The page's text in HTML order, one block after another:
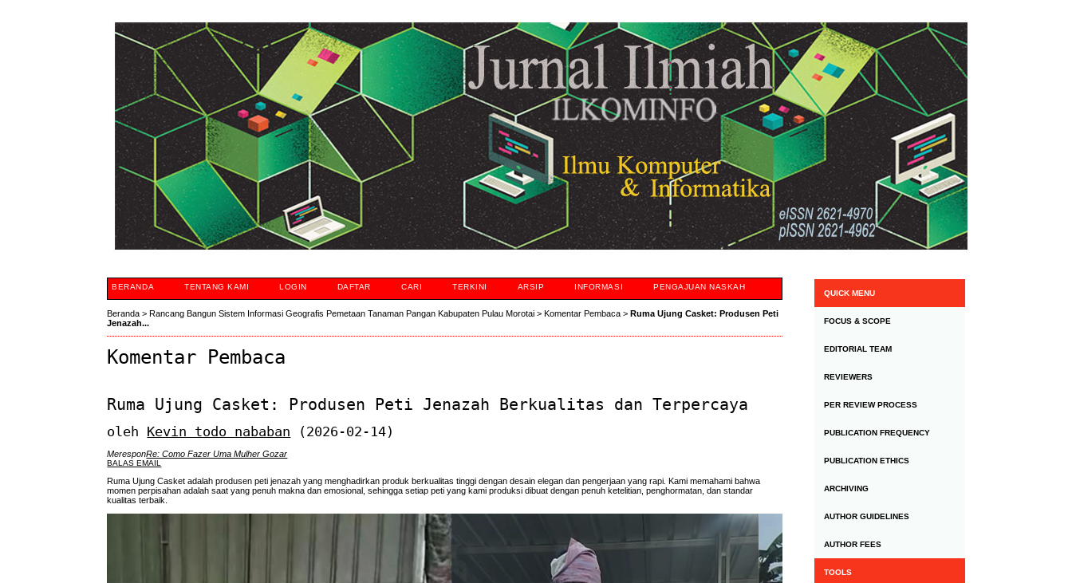
QUICK MENU
FOCUS & SCOPE
EDITORIAL TEAM
REVIEWERS
PER REVIEW PROCESS
PUBLICATION FREQUENCY
PUBLICATION ETHICS
ARCHIVING
AUTHOR GUIDELINES
AUTHOR FEES
TOOLS
BERANDA TENTANG KAMI LOGIN DAFTAR CARI TERKINI ARSIP INFORMASI PENGAJUAN NASKAH
Beranda >Rancang Bangun Sistem Informasi Geografis Pemetaan Tanaman Pangan Kabupaten Pulau Morotai >Komentar Pembaca >Ruma Ujung Casket: Produsen Peti
Jenazah...
Komentar Pembaca
Ruma Ujung Casket: Produsen Peti Jenazah Berkualitas dan Terpercaya
oleh Kevin todo nababan (2026-02-14)
MeresponRe: Como Fazer Uma Mulher Gozar
BALAS EMAIL
Ruma Ujung Casket adalah produsen peti jenazah yang menghadirkan produk berkualitas tinggi dengan desain elegan dan pengerjaan yang rapi. Kami memahami bahwa
momen perpisahan adalah saat yang penuh makna dan emosional, sehingga setiap peti yang kami produksi dibuat dengan penuh ketelitian, penghormatan, dan standar
kualitas terbaik.